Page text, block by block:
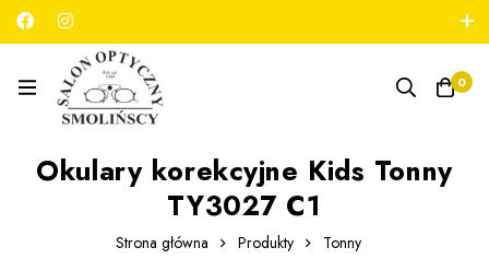
789 180 706
0
Okulary korekcyjne Kids Tonny
TY3027 C1
Strona główna Produkty
Tonny